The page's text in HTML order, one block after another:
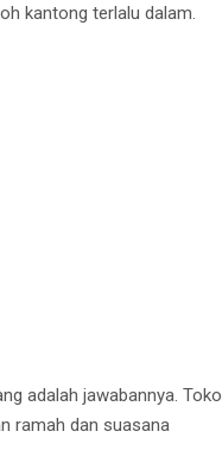
kantong terlalu dalam.
adalah jawabannya. Toko
ramah dan suasana